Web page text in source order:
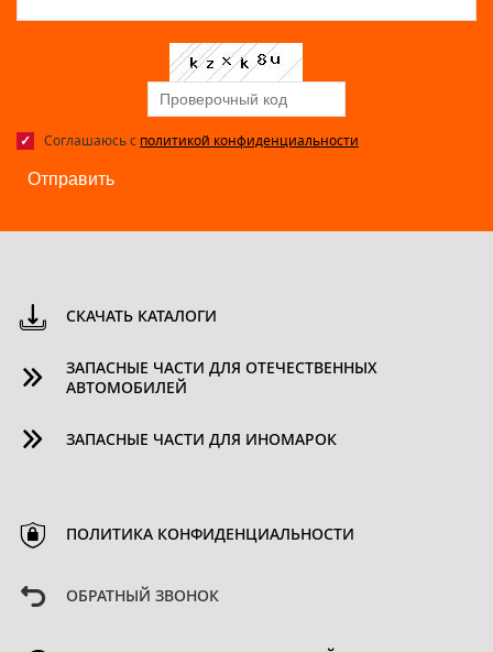
Соглашаюсь с политикой конфиденциальности
Отправить
СКАЧАТЬ КАТАЛОГИ
ЗАПАСНЫЕ ЧАСТИ ДЛЯ ОТЕЧЕСТВЕННЫХ
АВТОМОБИЛЕЙ
ЗАПАСНЫЕ ЧАСТИ ДЛЯ ИНОМАРОК
ПОЛИТИКА КОНФИДЕНЦИАЛЬНОСТИ
ОБРАТНЫЙ ЗВОНОК